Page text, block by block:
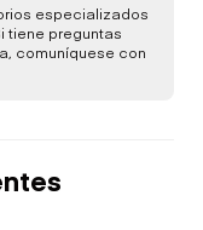
especializados
tiene preguntas
comuníquese con